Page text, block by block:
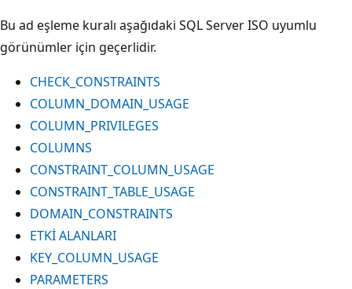
Bu ad eşleme kuralı aşağıdaki SQL Server ISO uyumlu
görünümler için geçerlidir.
CHECK_CONSTRAINTS
COLUMN_DOMAIN_USAGE
COLUMN_PRIVILEGES
COLUMNS
CONSTRAINT_COLUMN_USAGE
CONSTRAINT_TABLE_USAGE
DOMAIN_CONSTRAINTS
ETKİ ALANLARI
KEY_COLUMN_USAGE
PARAMETERS